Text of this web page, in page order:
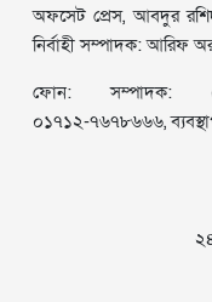
অফসেট প্রেস, আবদুর
নির্বাহী সম্পাদক: আরিফ
ফোন: সম্পাদক:
০১৭১২-৭৬৭৮৬৬৬,